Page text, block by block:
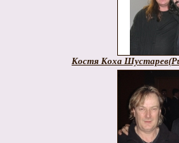
Костя Коха